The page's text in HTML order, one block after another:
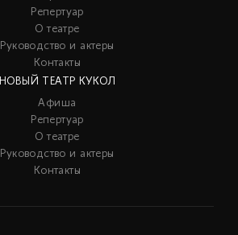
Репертуар
О театре
Руководство и актеры
Контакты
НОВЫЙ ТЕАТР КУКОЛ
Афиша
Репертуар
О театре
Руководство и актеры
Контакты